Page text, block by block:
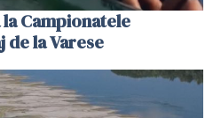
Campionatele
la Varese